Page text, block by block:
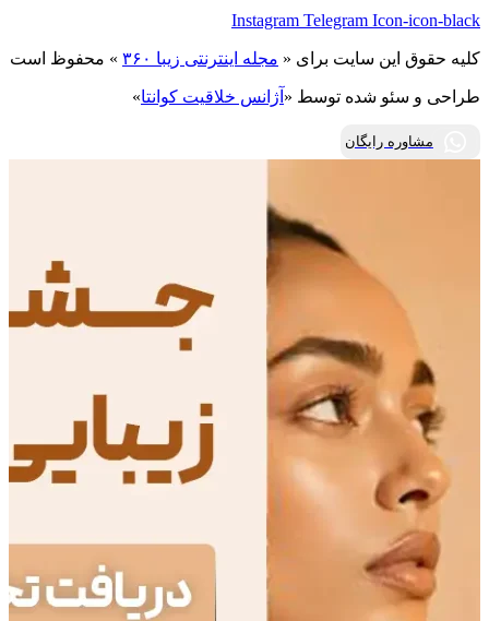
Instagram Telegram Icon-icon-black
کلیه حقوق این سایت برای « مجله اینترنتی زیبا ۳۶۰ » محفوظ است
طراحی و سئو شده توسط « آژانس خلاقیت کوانتا»
مشاوره رایگان